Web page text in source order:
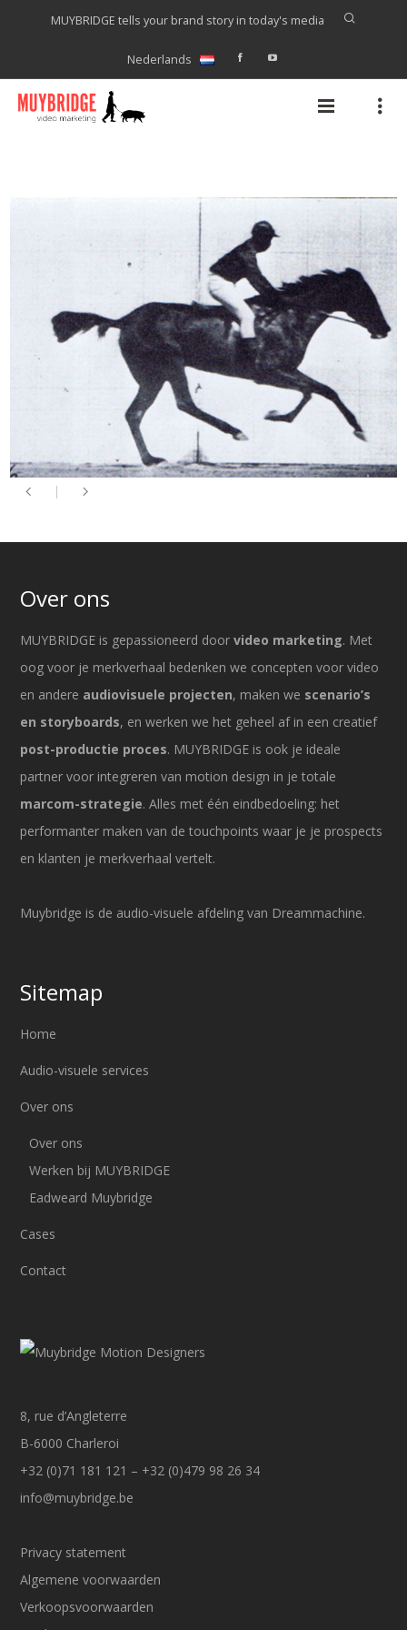
MUYBRIDGE tells your brand story in today's media
Nederlands
Over ons
MUYBRIDGE is gepassioneerd doorvideo marketing. Met
oog voor je merkverhaal bedenken we concepten voor video
en andere audiovisuele projecten, maken we scenario’s
en storyboards, en werken we het geheel af in een creatief
post-productie proces. MUYBRIDGE is ook je ideale
partner voor integreren van motion design in je totale
marcom-strategie. Alles met één eindbedoeling: het
performanter maken van de touchpoints waar je je prospects
en klanten je merkverhaal vertelt.
Muybridge is de audio-visuele afdeling van Dreammachine.
Sitemap
Home
Audio-visuele services
Over ons
Over ons
Werken bij MUYBRIDGE
Eadweard Muybridge
Cases
Contact
8, rue d’Angleterre
B-6000 Charleroi
+32 (0)71 181 121 – +32 (0)479 98 26 34
info@muybridge.be
Privacy statement
Algemene voorwaarden
Verkoopsvoorwaarden